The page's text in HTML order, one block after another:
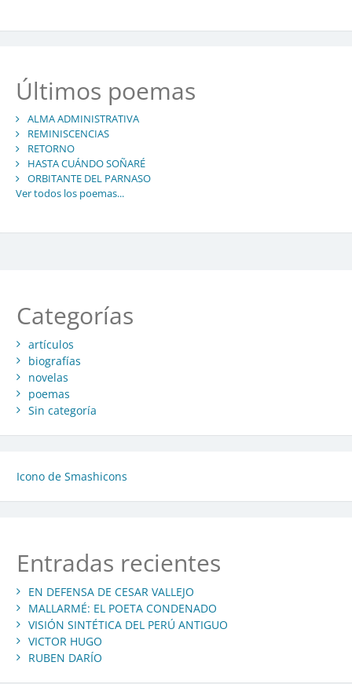
Últimos poemas
ALMA ADMINISTRATIVA
REMINISCENCIAS
RETORNO
HASTA CUÁNDO SOÑARÉ
ORBITANTE DEL PARNASO
Ver todos los poemas...
Categorías
artículos
biografías
novelas
poemas
Sin categoría
Icono de Smashicons
Entradas recientes
EN DEFENSA DE CESAR VALLEJO
MALLARMÉ: EL POETA CONDENADO
VISIÓN SINTÉTICA DEL PERÚ ANTIGUO
VICTOR HUGO
RUBEN DARÍO